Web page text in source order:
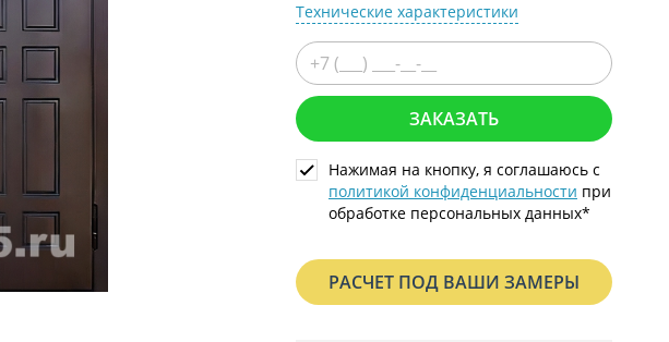
Технические характеристики
ЗАКАЗАТЬ
Нажимая на кнопку, я соглашаюсь с
политикой конфиденциальности при
обработке персональных данных*
РАСЧЕТ ПОД ВАШИ ЗАМЕРЫ